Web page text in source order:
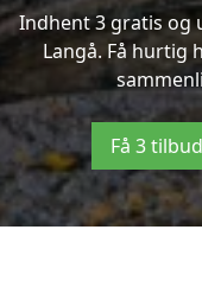
Indhent 3 gratis og
Langå. Få hurtig
Få 3